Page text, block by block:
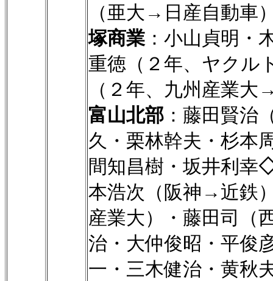
（亜大→日産自動車
塚商業：小山貞明・
重徳（２年、ヤクル
（２年、九州産業
富山北部 ：藤田賢治
久・栗林幹夫・杉本
間知昌樹・坂井利幸
本浩次（阪神→近鉄
産業大）・藤田司（
治・大仲俊昭・平俊
一・三木健治・黄秋